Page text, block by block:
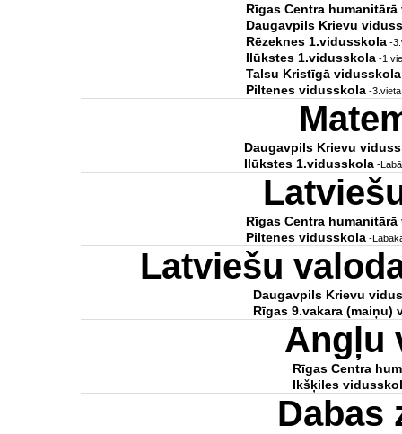
Rīgas Centra
Daugavpils Krievu
Rēzeknes 1.vidusskola-
Ilūkstes 1.vidusskola-
Talsu Kristīgā vidusskola
Piltenes vidusskola-3.vieta
Daugavpils Krievu
Ilūkstes 1.vidusskola-
Rīgas Centra
Piltenes vidusskola -
Latviešu
Daugavpils Krievu
Rīgas 9.vakara (maiņu)
Angļu
Rīgas Centra
Ikšķiles
Dabas